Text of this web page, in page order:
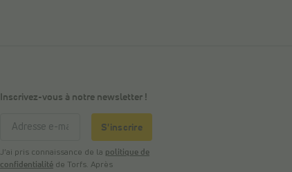
Inscrivez-vous à notre newsletter !
S'inscrire
J’ai pris connaissance de la politique de
confidentialité de Torfs. Après